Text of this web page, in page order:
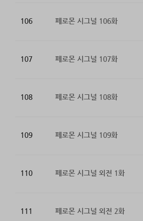
106 페로몬 시그널 106화
107 페로몬 시그널 107화
108 페로몬 시그널 108화
109 페로몬 시그널 109화
110 페로몬 시그널 외전 1화
111 페로몬 시그널 외전 2화